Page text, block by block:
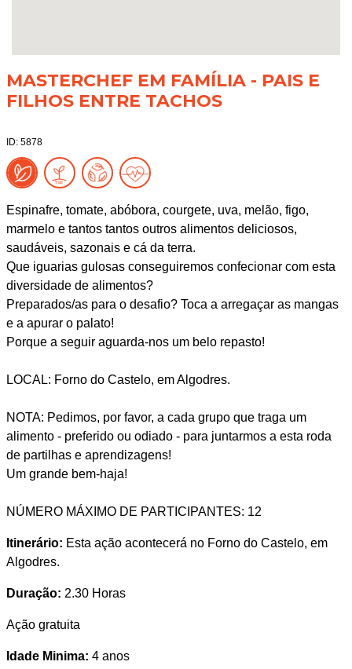
MASTERCHEF EM FAMÍLIA - PAIS E
FILHOS ENTRE TACHOS
ID: 5878
Espinafre, tomate, abóbora, courgete, uva, melão, figo,
marmelo e tantos tantos outros alimentos deliciosos,
saudáveis, sazonais e cá da terra.
Que iguarias gulosas conseguiremos confecionar com esta
diversidade de alimentos?
Preparados/as para o desafio? Toca a arregaçar as mangas
e a apurar o palato!
Porque a seguir aguarda-nos um belo repasto!
LOCAL: Forno do Castelo, em Algodres.
NOTA: Pedimos, por favor, a cada grupo que traga um
alimento - preferido ou odiado - para juntarmos a esta roda
de partilhas e aprendizagens!
Um grande bem-haja!
NÚMERO MÁXIMO DE PARTICIPANTES: 12
Itinerário: Esta ação acontecerá no Forno do Castelo, em
Algodres.
Duração: 2.30 Horas
Ação gratuita
Idade Minima: 4 anos